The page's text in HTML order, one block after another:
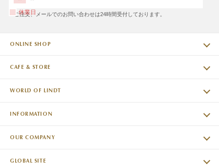
休業日
※ご注文、メールでのお問い合わせは24時間受付しております。
ONLINE SHOP
CAFE & STORE
WORLD OF LINDT
INFORMATION
OUR COMPANY
GLOBAL SITE